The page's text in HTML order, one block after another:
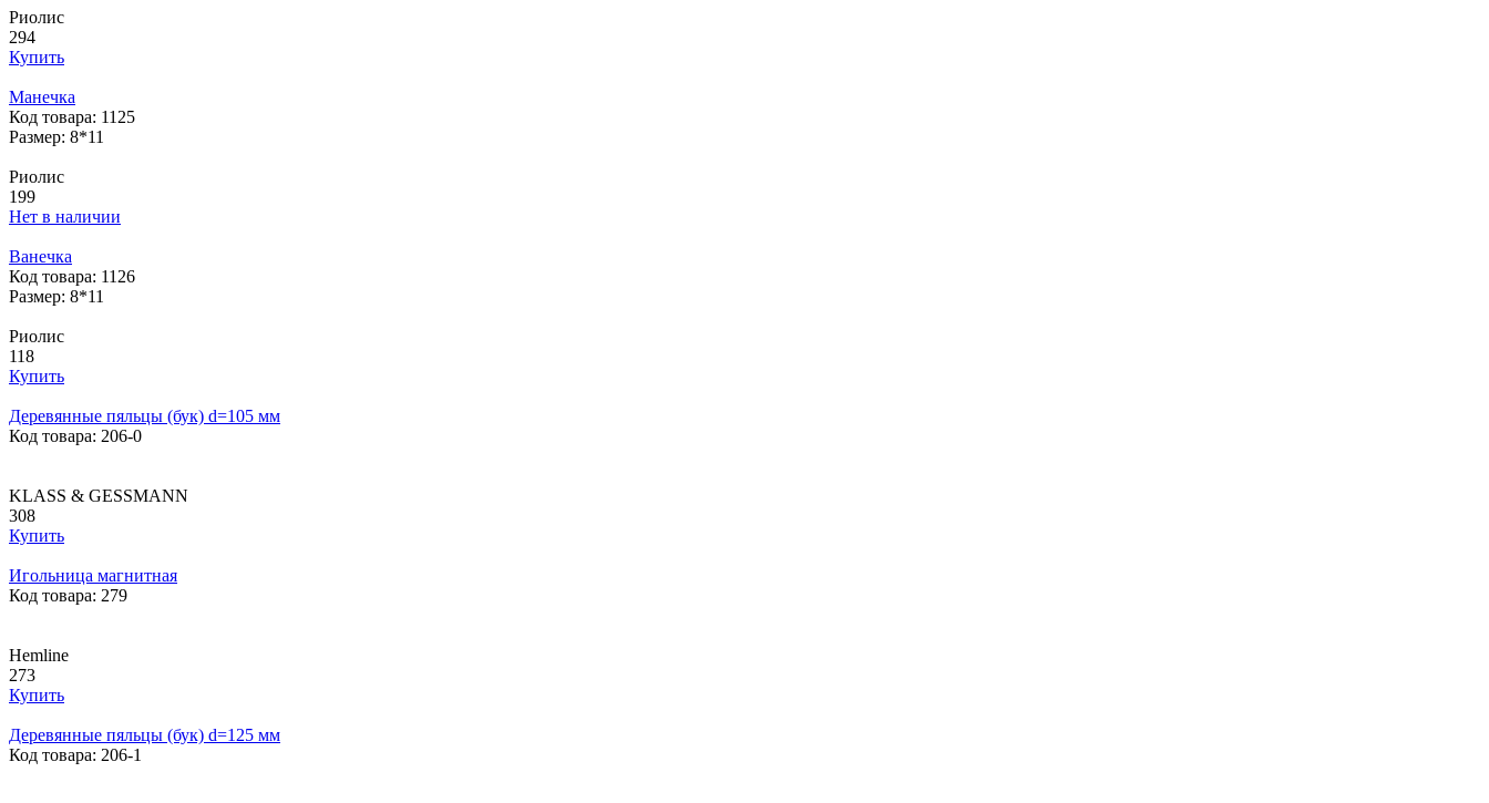
Риолис
294
Купить
Манечка
Код товара: 1125
Размер: 8*11
Риолис
199
Нет в наличии
Ванечка
Код товара: 1126
Размер: 8*11
Риолис
118
Купить
Деревянные пяльцы (бук) d=105 мм
Код товара: 206-0
KLASS & GESSMANN
308
Купить
Игольница магнитная
Код товара: 279
Hemline
273
Купить
Деревянные пяльцы (бук) d=125 мм
Код товара: 206-1